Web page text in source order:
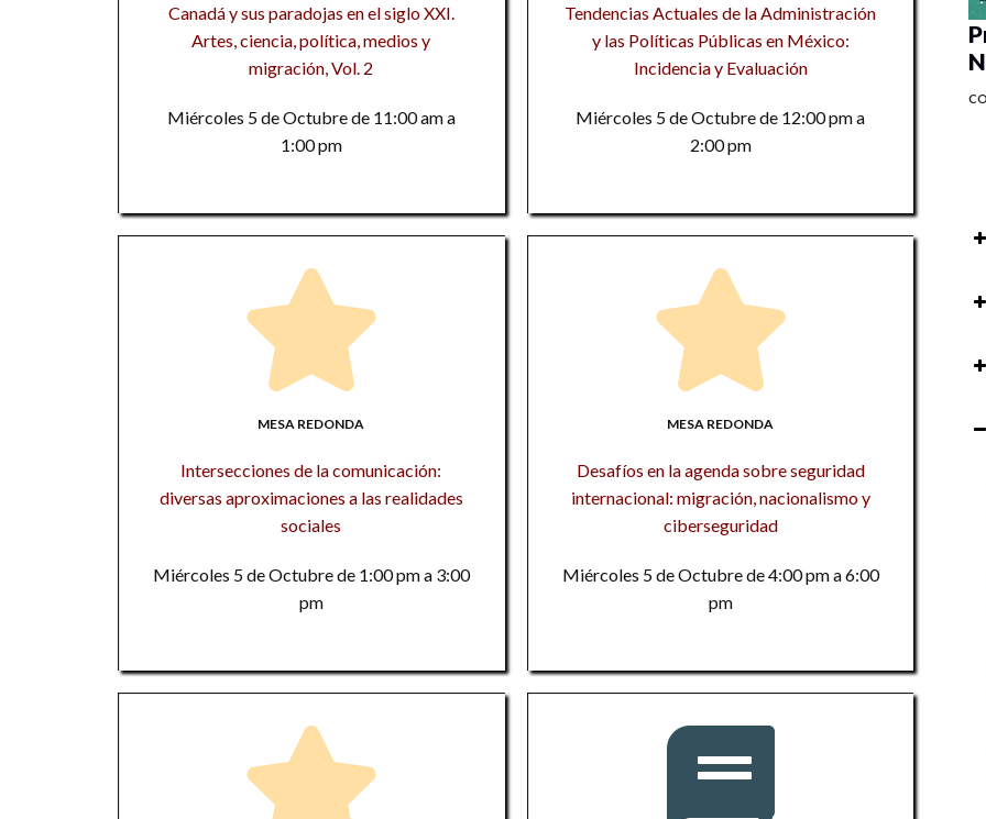
Canadá y sus paradojas en el siglo XXI.
Artes, ciencia, política, medios y
migración, Vol. 2
Miércoles 5 de Octubre de 11:00 am a
1:00 pm
Tendencias Actuales de la Administración
y las Políticas Públicas en México:
Incidencia y Evaluación
Miércoles 5 de Octubre de 12:00 pm a
2:00 pm
MESA REDONDA
Intersecciones de la comunicación:
diversas aproximaciones a las realidades
sociales
Miércoles 5 de Octubre de 1:00 pm a 3:00
pm
MESA REDONDA
Desafíos en la agenda sobre seguridad
internacional: migración, nacionalismo y
ciberseguridad
Miércoles 5 de Octubre de 4:00 pm a 6:00
pm